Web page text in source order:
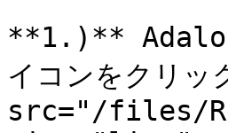
**1.)** Adaloエ
イコンをクリ
src="/files/